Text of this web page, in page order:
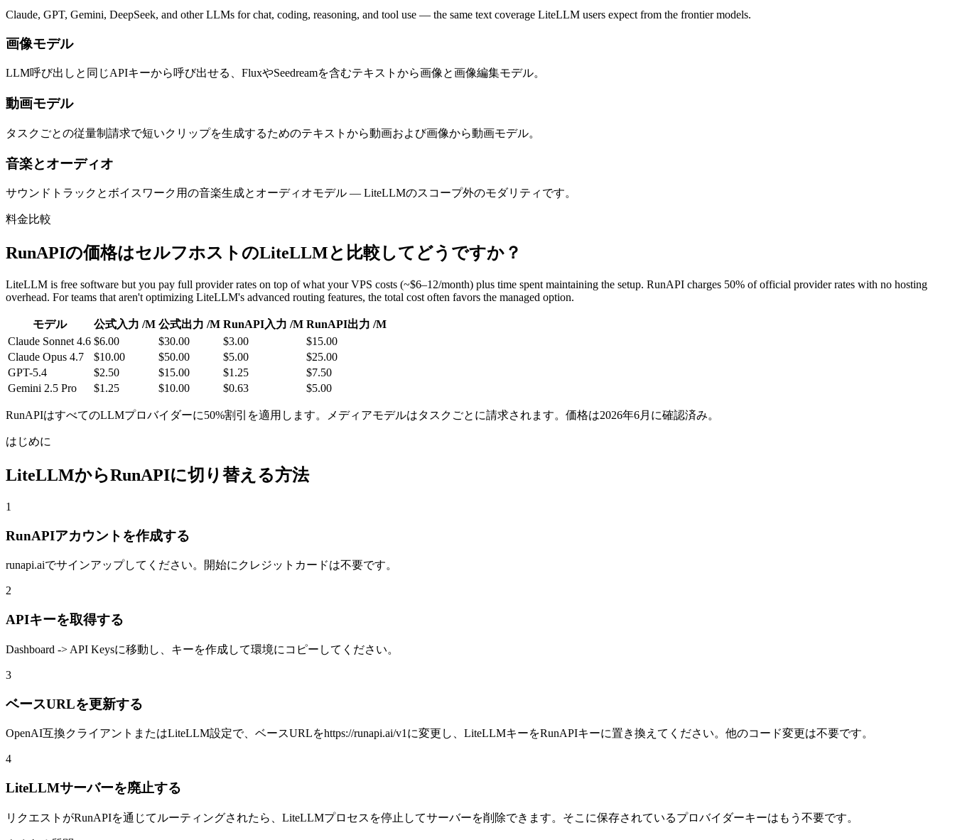
Claude, GPT, Gemini, DeepSeek, and other LLMs for chat, coding, reasoning, and tool use — the same text coverage LiteLLM users expect from the frontier models.
画像モデル
LLM呼び出しと同じAPIキーから呼び出せる、FluxやSeedreamを含むテキストから画像と画像編集モデル。
動画モデル
タスクごとの従量制請求で短いクリップを生成するためのテキストから動画および画像から動画モデル。
音楽とオーディオ
サウンドトラックとボイスワーク用の音楽生成とオーディオモデル — LiteLLMのスコープ外のモダリティです。
料金比較
RunAPIの価格はセルフホストのLiteLLMと比較してどうですか？
LiteLLM is free software but you pay full provider rates on top of what your VPS costs (~$6–12/month) plus time spent maintaining the setup. RunAPI charges 50% of official provider rates with no hosting
overhead. For teams that aren't optimizing LiteLLM's advanced routing features, the total cost often favors the managed option.
モデル 公式入力 /M 公式出力 /M RunAPI入力 /M RunAPI出力 /M
Claude Sonnet 4.6 $6.00 $30.00 $3.00
$15.00
Claude Opus 4.7
$10.00 $50.00 $5.00
$25.00
GPT-5.4
$2.50 $15.00 $1.25
$7.50
Gemini 2.5 Pro
$1.25 $10.00 $0.63 $5.00
RunAPIはすべてのLLMプロバイダーに50%割引を適用します。メディアモデルはタスクごとに請求されます。価格は2026年6月に確認済み。
はじめに
LiteLLMからRunAPIに切り替える方法
1
RunAPIアカウントを作成する
runapi.aiでサインアップしてください。開始にクレジットカードは不要です。
2
APIキーを取得する
Dashboard -> API Keysに移動し、キーを作成して環境にコピーしてください。
3
ベースURLを更新する
OpenAI互換クライアントまたはLiteLLM設定で、ベースURLをhttps://runapi.ai/v1に変更し、LiteLLMキーをRunAPIキーに置き換えてください。他のコード変更は不要です。
4
LiteLLMサーバーを廃止する
リクエストがRunAPIを通じてルーティングされたら、LiteLLMプロセスを停止してサーバーを削除できます。そこに保存されているプロバイダーキーはもう不要です。